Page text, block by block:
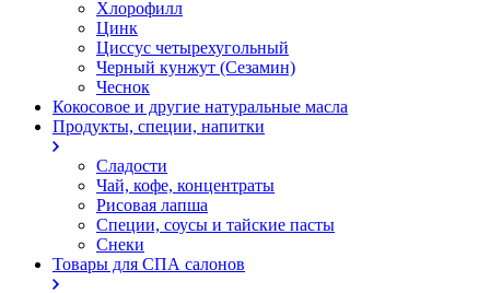
Хлорофилл
Цинк
Циссус четырехугольный
Черный кунжут (Сезамин)
Чеснок
Кокосовое и другие натуральные масла
Продукты, специи, напитки
Сладости
Чай, кофе, концентраты
Рисовая лапша
Специи, соусы и тайские пасты
Снеки
Товары для СПА салонов